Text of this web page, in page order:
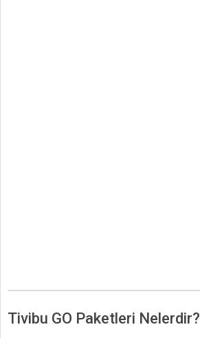
Tivibu GO Paketleri Nelerdir?